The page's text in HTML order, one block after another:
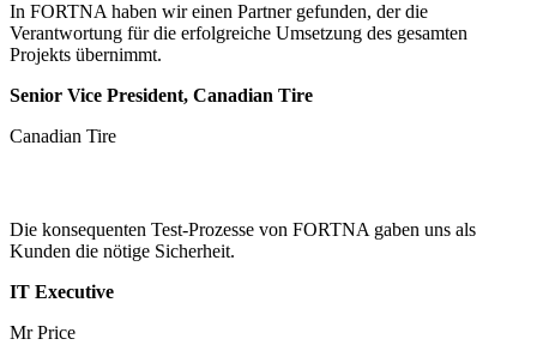
In FORTNA haben wir einen Partner gefunden, der die
Verantwortung für die erfolgreiche Umsetzung des gesamten
Projekts übernimmt.
Senior Vice President, Canadian Tire
Canadian Tire
Die konsequenten Test-Prozesse von FORTNA gaben uns als
Kunden die nötige Sicherheit.
IT Executive
Mr Price